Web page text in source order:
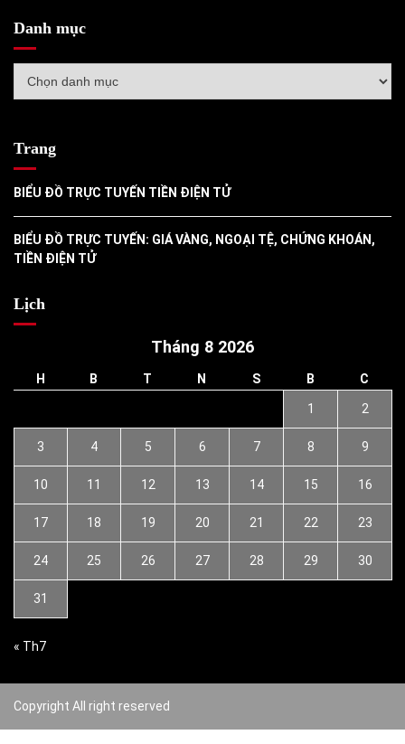
Danh mục
mục
Trang
BIỂU ĐỒ TRỰC TUYẾN TIỀN ĐIỆN TỬ
BIỂU ĐỒ TRỰC TUYẾN: GIÁ VÀNG, NGOẠI TỆ, CHỨNG KHOÁN,
TIỀN ĐIỆN TỬ
Lịch
Tháng 8 2026
H B T N S B C
1 2
3 4 5 6 7 8 9
10 11 12 13 14 15 16
17 18 19 20 21 22 23
24 25 26 27 28 29 30
31
« Th7
Copyright All right reserved